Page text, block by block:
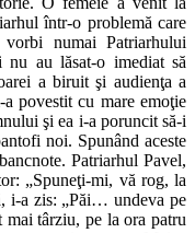
într-o problemă care
numai Patriarhului
nu au lăsat-o imediat să
a biruit şi audienţa a
povestit cu mare emoţie
şi ea i-a poruncit să-i
noi. Spunând aceste
Patriarhul Pavel,
„Spuneţi-mi, vă rog, la
i-a zis: „Păi… undeva pe
mai târziu, pe la ora patru